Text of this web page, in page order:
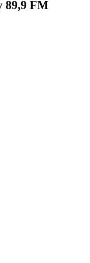
89,9 FM